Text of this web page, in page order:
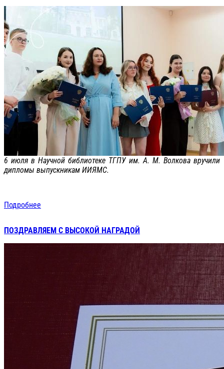
6 июля в Научной библиотеке ТГПУ им. А. М. Волкова вручили
дипломы выпускникам ИИЯМС.
Подробнее
ПОЗДРАВЛЯЕМ С ВЫСОКОЙ НАГРАДОЙ